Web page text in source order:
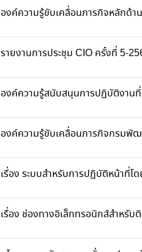
องค์ความรู้ขับเคลื่อนภารกิจหลักด้
รายงานการประชุม CIO ครั้งที่ 5-
องค์ความรู้สนับสนุนการปฏิบัติงาน
องค์ความรู้ขับเคลื่อนภารกิจกรมพั
เรื่อง ระบบสำหรับการปฏิบัติหน้าที่โ
เรื่อง ช่องทางอิเล็กทรอนิกส์สำหรั